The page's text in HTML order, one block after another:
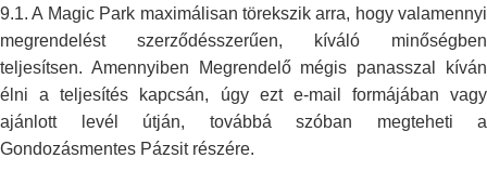
9.1. A Magic Park maximálisan törekszik arra, hogy valamennyi
megrendeléstszerződésszerűen, kíváló minőségben
teljesítsen. Amennyiben Megrendelőmégis panasszal kíván
élni a teljesítés kapcsán, úgy ezt e-mail formájában vagy
ajánlott levél útján, továbbá szóban megteheti a
Gondozásmentes Pázsitrészére.